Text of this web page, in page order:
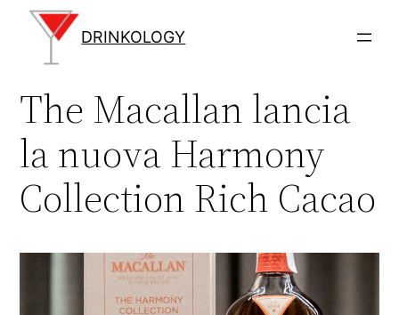
contenuto
DRINKOLOGY
The Macallan lancia
la nuova Harmony
Collection Rich Cacao